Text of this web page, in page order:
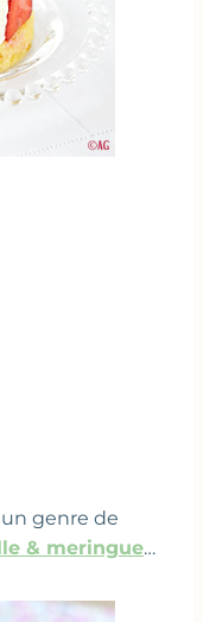
genre de
& meringue…